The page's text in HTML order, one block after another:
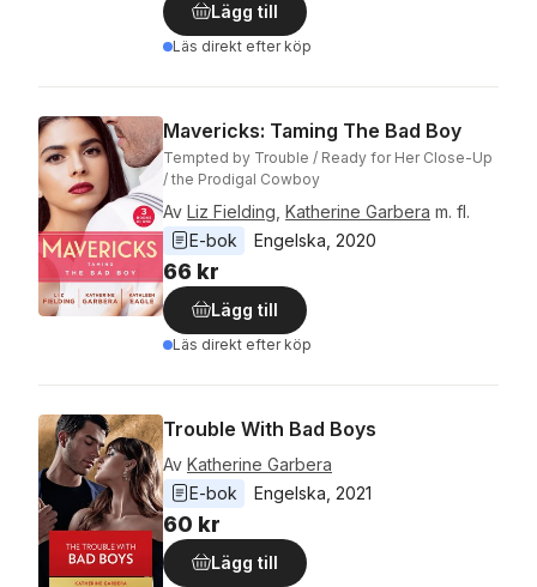
Lägg till
Läs direkt efter köp
Mavericks: Taming The Bad Boy
Tempted by Trouble / Ready for Her Close-Up
/ the Prodigal Cowboy
Av Liz Fielding Katherine Garbera m. fl.
E-bok
Engelska 2020
66 kr
Lägg till
Läs direkt efter köp
Trouble With Bad Boys
Av Katherine Garbera
E-bok
Engelska 2021
60 kr
Lägg till